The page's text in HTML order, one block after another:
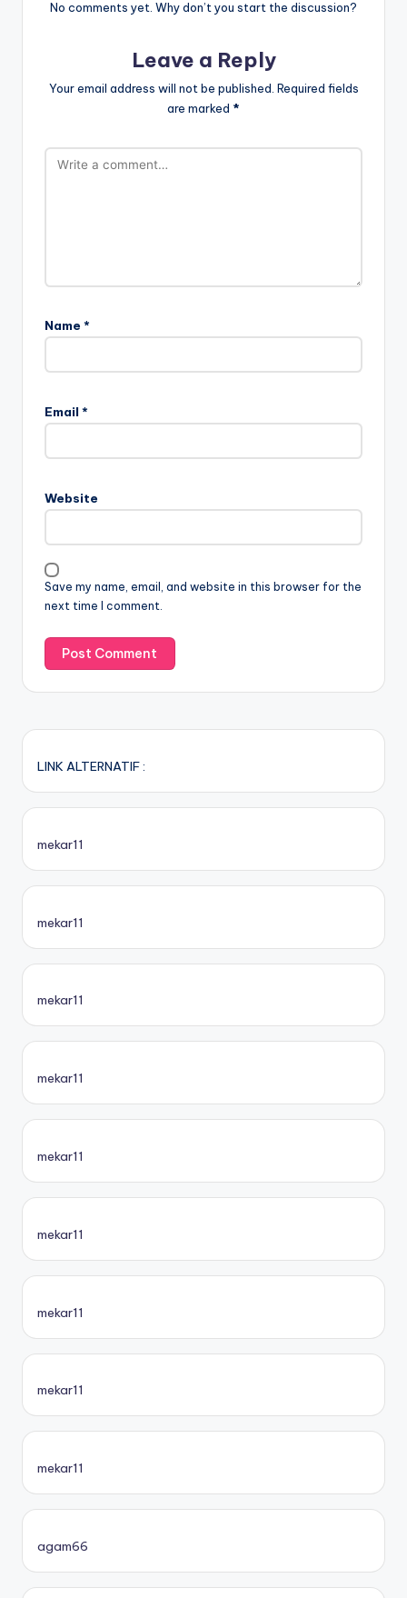
No comments yet. Why don’t you start the discussion?
Leave a Reply
Your email address will not be published. Required fields
are marked *
Name *
Email *
Website
Save my name, email, and website in this browser for the
next time I comment.
LINK ALTERNATIF :
mekar11
mekar11
mekar11
mekar11
mekar11
mekar11
mekar11
mekar11
mekar11
agam66